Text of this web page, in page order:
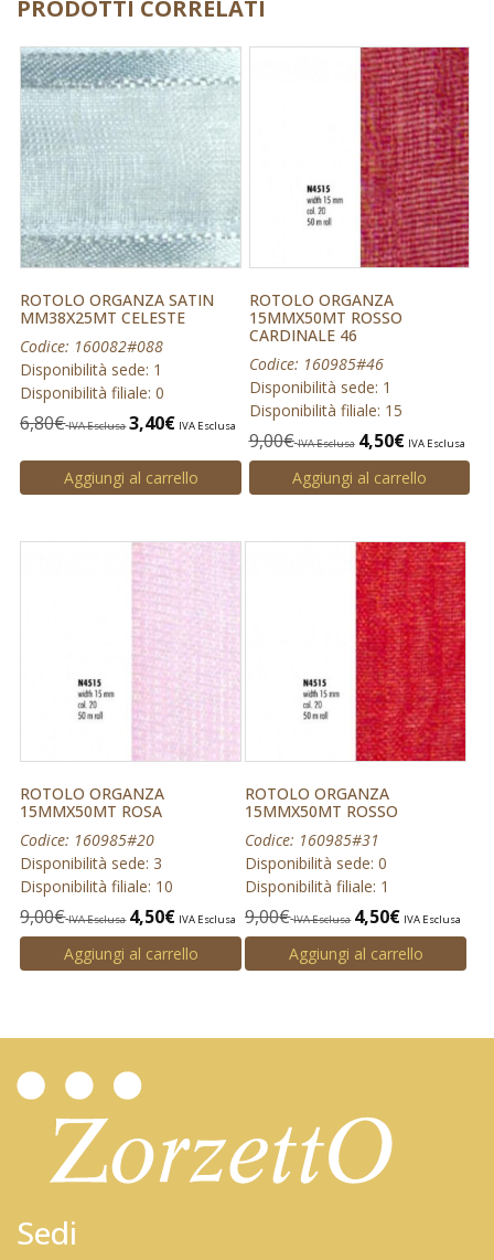
PRODOTTI CORRELATI
ROTOLO ORGANZA SATIN
MM38X25MT CELESTE
Codice: 160082#088
Disponibilità sede: 1
Disponibilità filiale: 0
6,80€ IVA Esclusa 3,40€ IVA Esclusa
Aggiungi al carrello
ROTOLO ORGANZA
15MMX50MT ROSSO
CARDINALE 46
Codice: 160985#46
Disponibilità sede: 1
Disponibilità filiale: 15
9,00€ IVA Esclusa 4,50€ IVA Esclusa
Aggiungi al carrello
ROTOLO ORGANZA
15MMX50MT ROSA
Codice: 160985#20
Disponibilità sede: 3
Disponibilità filiale: 10
9,00€ IVA Esclusa 4,50€ IVA Esclusa
Aggiungi al carrello
ROTOLO ORGANZA
15MMX50MT ROSSO
Codice: 160985#31
Disponibilità sede: 0
Disponibilità filiale: 1
9,00€ IVA Esclusa 4,50€ IVA Esclusa
Aggiungi al carrello
Sedi